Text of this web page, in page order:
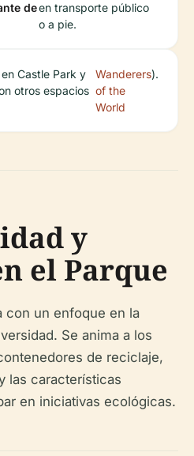
deen transporte público
o a pie.
Castle Park y
otros espacios
Wanderers
of the
World
).
y
el Parque
con un enfoque en la
Se anima a los
de reciclaje,
las características
en iniciativas ecológicas.